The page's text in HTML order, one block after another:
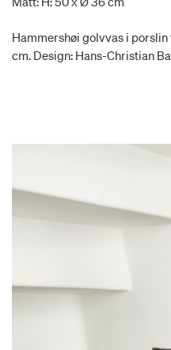
Hammershøi golvvas i
cm. Design: Hans-Christian